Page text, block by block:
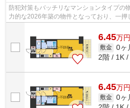
防犯対策もバッチリなマンションタイプの
力的な2026年築の物件となっており、一押
敷地内ごみ置き場などが揃っており、...
6.45万円
敷金 0ヶ
2階 / 1K
6.45万円
敷金 0ヶ